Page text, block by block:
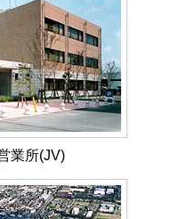
業所(JV)